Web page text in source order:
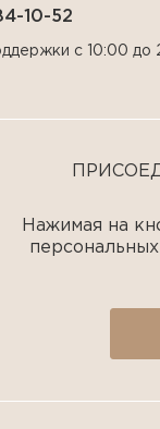
Нажимая на
10-52
с 10:00 до